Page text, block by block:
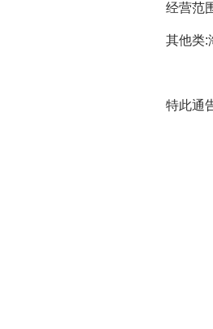
经营范
其他类:
特此通